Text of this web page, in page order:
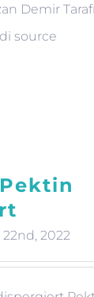
Demir
source
2022